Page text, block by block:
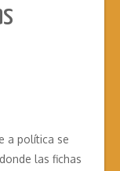
a política se
las fichas